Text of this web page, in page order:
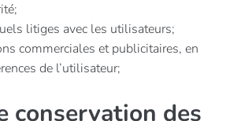
litiges avec les utilisateurs;
commerciales et publicitaires, en
de l’utilisateur;
conservation des